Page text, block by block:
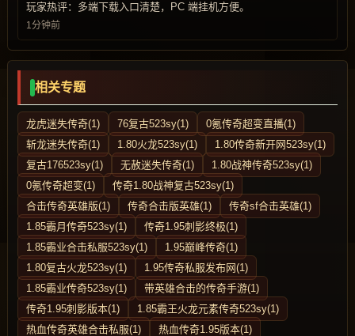
玩家热评：多端下载入口清楚，PC 端挂机方便。
1分钟前
相关专题
龙虎迷失传奇(1) 76复古523sy(1)
0氪传奇超变直播(1)
斩龙迷失传奇(1)
1.80火龙523sy(1)
1.80传奇新开网523sy(1)
复古176523sy(1)
无赦迷失传奇(1)
1.80战神传奇523sy(1)
0氪传奇超变(1)
传奇1.80战神复古523sy(1)
合击传奇英雄版(1)
传奇合击版英雄(1)
传奇sf合击英雄(1)
1.85霸月传奇523sy(1)
传奇1.95刺影终极(1)
1.85霸业合击私服523sy(1)
1.95巅峰传奇(1)
1.80复古火龙523sy(1)
1.95传奇私服发布网(1)
1.85霸业传奇523sy(1)
带英雄合击的传奇手游(1)
传奇1.95刺影版本(1)
1.85霸王火龙元素传奇523sy(1)
热血传奇英雄合击私服(1)
热血传奇1.95版本(1)